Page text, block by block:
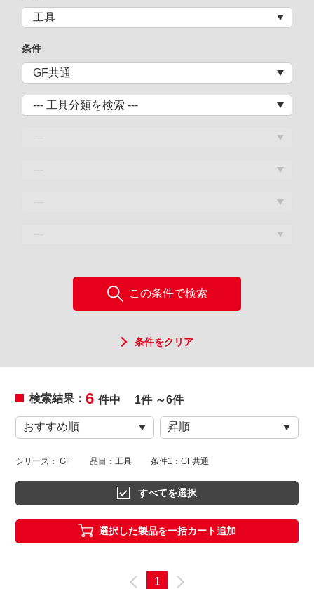
条件
この条件で検索
条件をクリア
検索結果：6件中 1件 ～6件
シリーズ： GF 品目：工具 条件1：GF共通
すべてを選択
選択した製品を一括カート追加
1